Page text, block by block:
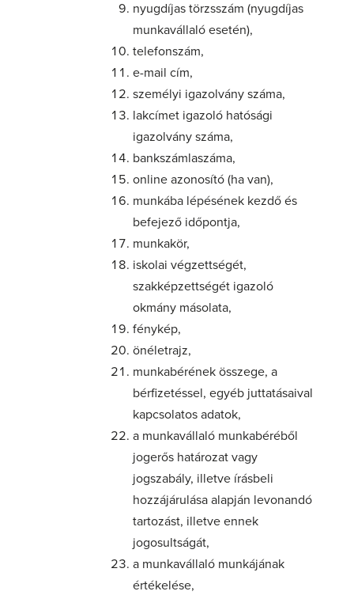
nyugdíjas törzsszám (nyugdíjas
munkavállaló esetén),
telefonszám,
e-mail cím,
személyi igazolvány száma,
lakcímet igazoló hatósági
igazolvány száma,
bankszámlaszáma,
online azonosító (ha van),
munkába lépésének kezdő és
befejező időpontja,
munkakör,
iskolai végzettségét,
szakképzettségét igazoló
okmány másolata,
fénykép,
önéletrajz,
munkabérének összege, a
bérfizetéssel, egyéb juttatásaival
kapcsolatos adatok,
a munkavállaló munkabéréből
jogerős határozat vagy
jogszabály, illetve írásbeli
hozzájárulása alapján levonandó
tartozást, illetve ennek
jogosultságát,
a munkavállaló munkájának
értékelése,